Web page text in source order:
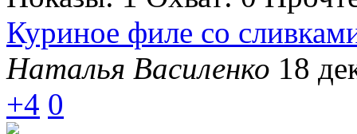
Куриное филе со
Наталья Василенко 18
+4 0